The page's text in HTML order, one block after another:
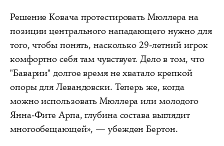
Решение Ковача протестировать Мюллера на
позиции центрального нападающего нужно для
того, чтобы понять, насколько 29-летний игрок
комфортно себя там чувствует. Дело в том, что
"Баварии" долгое время не хватало крепкой
опоры для Левандовски. Теперь же, когда
можно использовать Мюллера или молодого
Янна-Фите Арпа, глубина состава выглядит
многообещающей», — убежден Бертон.